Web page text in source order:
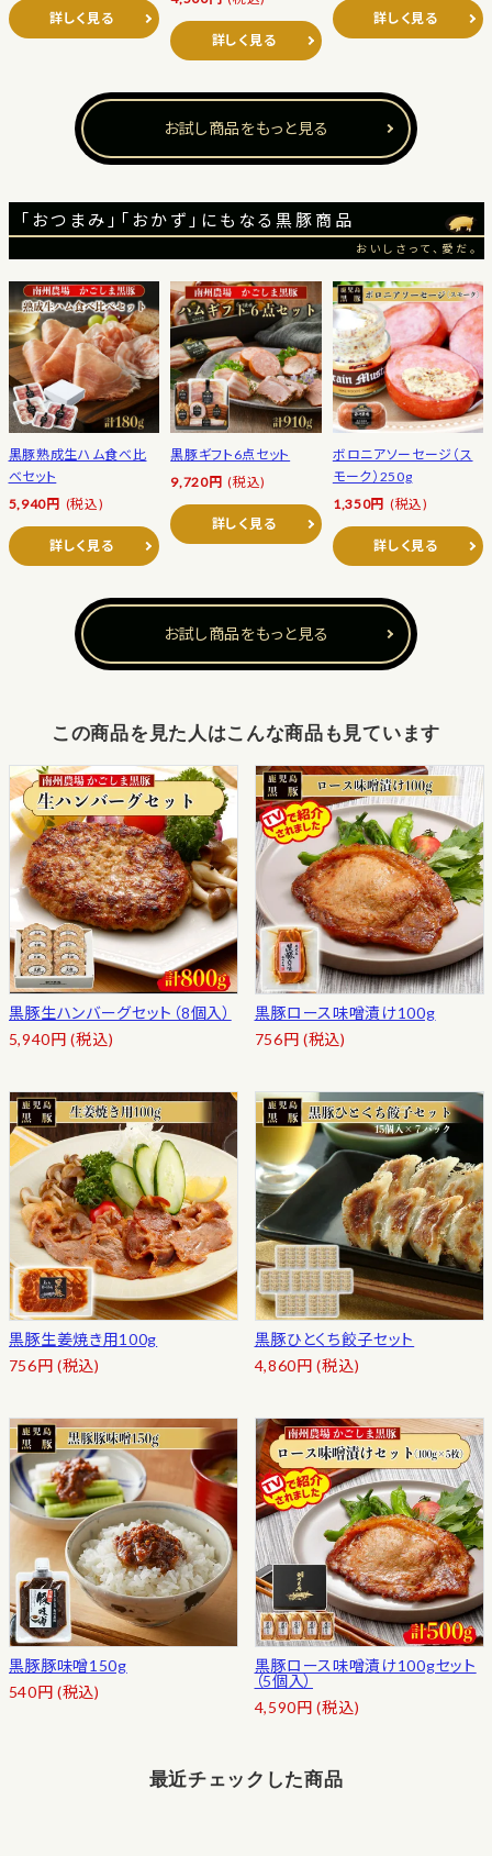
詳しく見る
詳しく見る
詳しく見る
お試し商品をもっと見る
「おつまみ」「おかず」にもなる黒豚商品
おいしさって、愛だ。
黒豚熟成生ハム食べ比
べセット
5,940円 (税込)
詳しく見る
黒豚ギフト6点セット
9,720円 (税込)
詳しく見る
ボロニアソーセージ（ス
モーク）250g
1,350円 (税込)
詳しく見る
お試し商品をもっと見る
この商品を見た人はこんな商品も見ています
黒豚生ハンバーグセット（8個入）
5,940円(税込)
黒豚ロース味噌漬け100g
756円(税込)
黒豚生姜焼き用100g
756円(税込)
黒豚ひとくち餃子セット
4,860円(税込)
黒豚豚味噌150g
540円(税込)
黒豚ロース味噌漬け100gセット
（5個入）
4,590円(税込)
最近チェックした商品